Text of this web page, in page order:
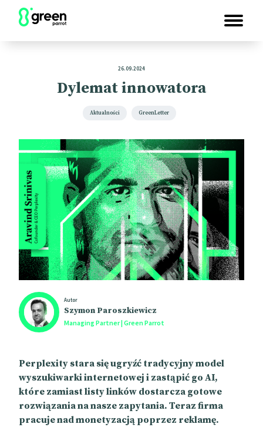
26.09.2024
Dylemat innowatora
Aktualności GreenLetter
Autor
Szymon Paroszkiewicz
Managing Partner | Green Parrot
Perplexity stara się ugryźć tradycyjny model
wyszukiwarki internetowej i zastąpić go AI,
które zamiast listy linków dostarcza gotowe
rozwiązania na nasze zapytania. Teraz firma
pracuje nad monetyzacją poprzez reklamę.